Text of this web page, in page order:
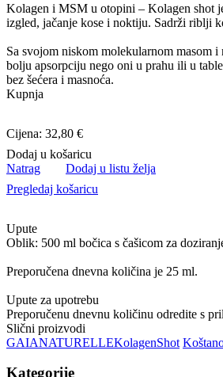
Kolagen i MSM u otopini – Kolagen shot
izgled, jačanje kose i noktiju. Sadrži riblji
Sa svojom niskom molekularnom masom
bolju apsorpciju nego oni u prahu ili u
bez šećera i masnoća.
Kupnja
Cijena: 32,80 €
Dodaj u košaricu
Natrag
Dodaj u listu želja
Pregledaj košaricu
Upute
Oblik: 500 ml bočica s čašicom za
Preporučena dnevna količina je 25 ml.
Upute za upotrebu
Preporučenu dnevnu količinu odredite s
Slični proizvodi
GAIANATURELLEKolagenShot
Kategorije